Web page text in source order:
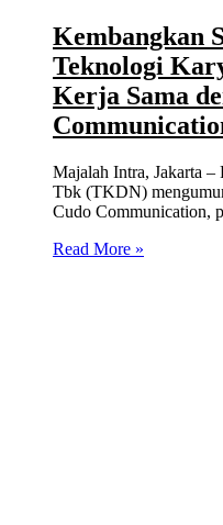
Kembangkan
Teknologi
Kerja Sama
Majalah Intra, Jakarta
Tbk (TKDN)
Cudo Communication,
Read More »